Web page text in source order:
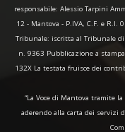
responsabile: Alessio Tarpini
12 - Mantova - P.IVA, C.F. e
Tribunale: iscritta al Tribunale
n. 9363 Pubblicazione a
132X La testata fruisce dei
“La Voce di Mantova tramite
aderendo alla carta dei servizi